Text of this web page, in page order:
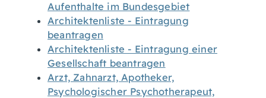
Aufenthalte im Bundesgebiet
Architektenliste - Eintragung
beantragen
Architektenliste - Eintragung einer
Gesellschaft beantragen
Arzt, Zahnarzt, Apotheker,
Psychologischer Psychotherapeut,